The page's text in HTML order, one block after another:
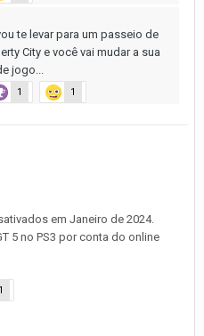
te levar para um passeio de
City e você vai mudar a sua
jogo...
1 1
em Janeiro de 2024.
5 no PS3 por conta do online
1